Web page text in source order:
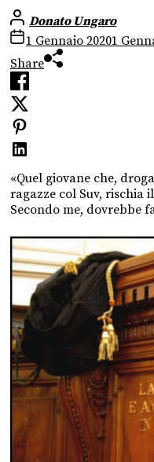
Donato Ungaro
1 Gennaio 20201
Share
«Quel giovane che,
ragazze col Suv, rischia
Secondo me, dovrebbe